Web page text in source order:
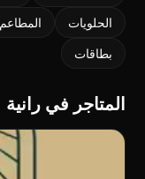
الحلويات المطاعم
بطاقات
المتاجر في رانية